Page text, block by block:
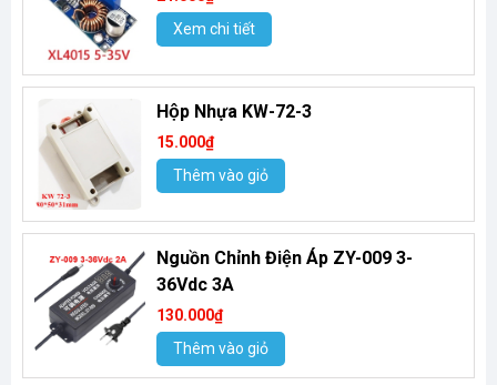
Xem chi tiết
Hộp Nhựa KW-72-3
15.000₫
Thêm vào giỏ
Nguồn Chỉnh Điện Áp ZY-009 3-
36Vdc 3A
130.000₫
Thêm vào giỏ